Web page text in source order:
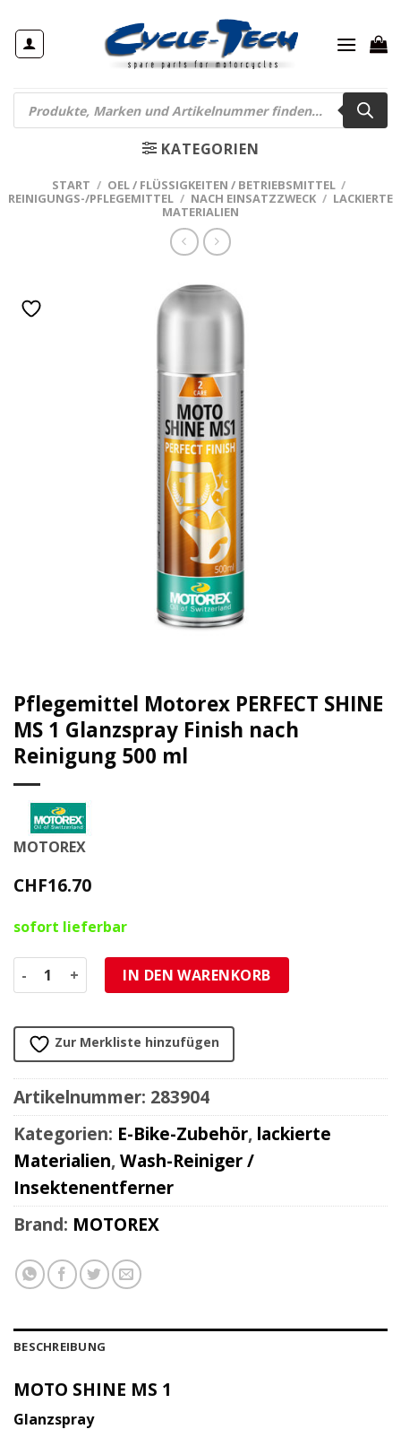
Inhalt
springen
Products
search
KATEGORIEN
START / OEL / FLÜSSIGKEITEN / BETRIEBSMITTEL /
REINIGUNGS-/PFLEGEMITTEL / NACH EINSATZZWECK / LACKIERTE
MATERIALIEN
Pflegemittel Motorex PERFECT SHINE
MS 1 Glanzspray Finish nach
Reinigung 500 ml
MOTOREX
CHF16.70
sofort lieferbar
Pflegemittel Motorex PERFECT SHINE MS 1 Glanzspray
IN DEN WARENKORB
Zur Merkliste hinzufügen
Artikelnummer: 283904
Kategorien: E-Bike-Zubehör, lackierte
Materialien,Wash-Reiniger /
Insektenentferner
Brand: MOTOREX
BESCHREIBUNG
MOTO SHINE MS 1
Glanzspray